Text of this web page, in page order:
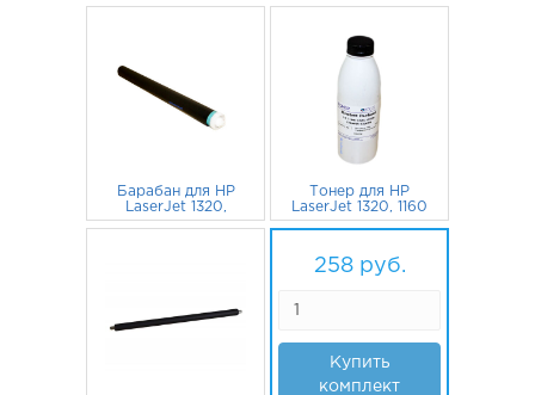
Барабан для HP
LaserJet 1320,
P2015, 1160,
Тонер для HP
LaserJet 1320, 1160
(Boost) HD Type
258руб.
Купить
комплект